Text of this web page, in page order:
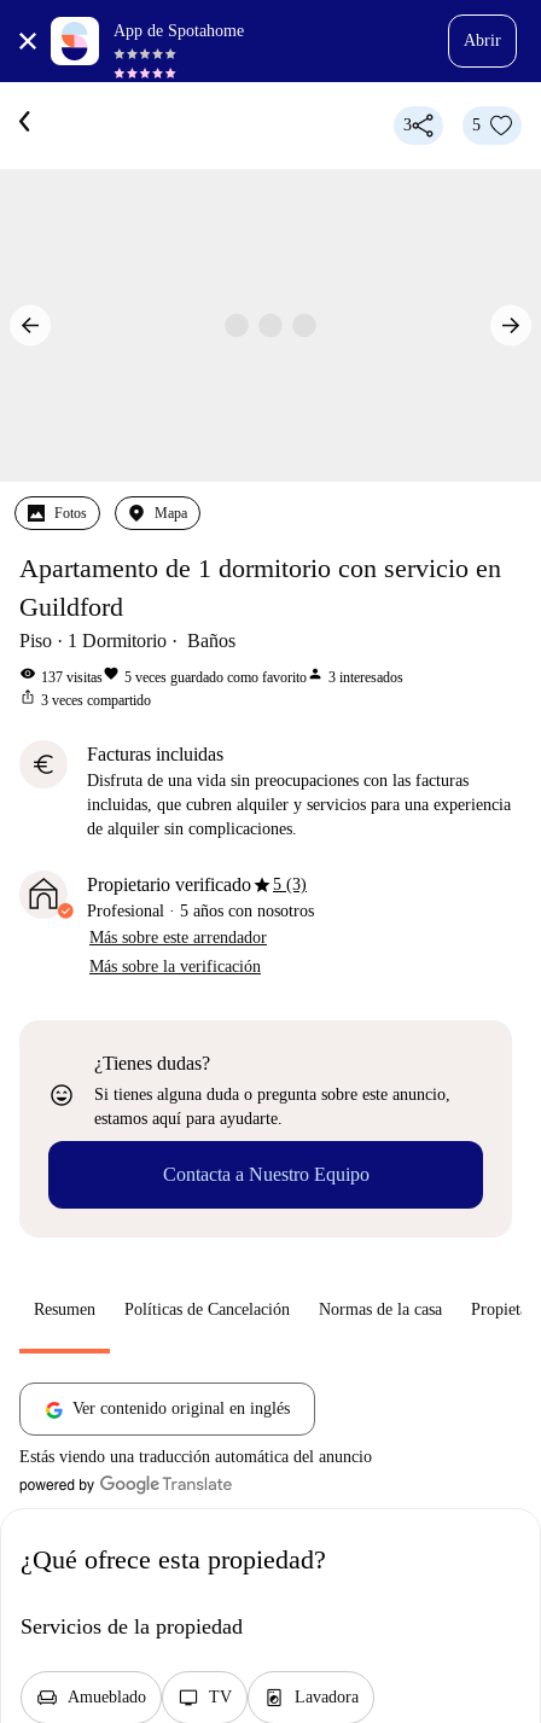
App de Spotahome
Abrir
3 5
Fotos Mapa
Apartamento de 1 dormitorio con servicio en
Guildford
Piso 1 Dormitorio Baños
visibility 137 visitasfavorite 5 veces guardado como favoritoperson 3 interesados
ios_share 3 veces compartido
euro Facturas incluidas
Disfruta de una vida sin preocupaciones con las facturas
incluidas, que cubren alquiler y servicios para una experiencia
de alquiler sin complicaciones.
Propietario verificadostar5 (3)
Profesional · 5 años con nosotros
Más sobre este arrendador
Más sobre la verificación
sentiment_very_satisfied
¿Tienes dudas?
Si tienes alguna duda o pregunta sobre este anuncio,
estamos aquí para ayudarte.
Contacta a Nuestro Equipo
Resumen Políticas de Cancelación Normas de la casa
Ver contenido original en inglés
Estás viendo una traducción automática del anuncio
¿Qué ofrece esta propiedad?
Servicios de la propiedad
chair Amueblado tv TV local_laundry_service Lavadora